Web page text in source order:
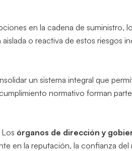
en la cadena de suministro,
aislada o reactiva de estos riesgos
un sistema integral que
normativo forman
órganos de dirección y
en la reputación, la confianza